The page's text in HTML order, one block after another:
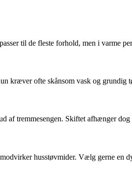
til de fleste forhold, men i varme
kræver ofte skånsom vask og
tremmesengen. Skiftet afhænger dog
husstøvmider. Vælg gerne en